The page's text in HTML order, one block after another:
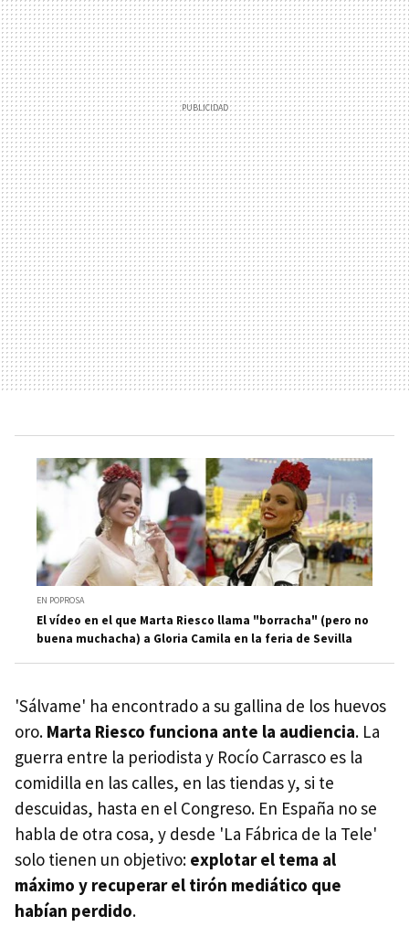
EN POPROSA
El vídeo en el que Marta Riesco llama "borracha" (pero no
buena muchacha) a Gloria Camila en la feria de Sevilla
'Sálvame' ha encontrado a su gallina de los huevos
oro. Marta Riesco funciona ante la audiencia. La
guerra entre la periodista y Rocío Carrasco es la
comidilla en las calles, en las tiendas y, si te
descuidas, hasta en el Congreso. En España no se
habla de otra cosa, y desde 'La Fábrica de la Tele'
solo tienen un objetivo: explotar el tema al
máximo y recuperar el tirón mediático que
habían perdido.